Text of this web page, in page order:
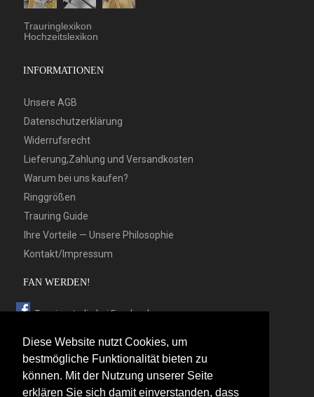
Diese Website nutzt Cookies, um
bestmögliche Funktionalität bieten zu
können. Mit der Nutzung unserer Seite
erklären Sie sich damit einverstanden, dass
Trauringlexikon
Hochzeitslexikon
INFORMATIONEN
Unsere AGB
Datenschutzerklärung
Widerrufsrecht
Lieferung,Zahlung und Versandkosten
Warum bei uns kaufen?
Ringgrößen
Trauring Guide
Ihre Vorteile — Unsere Philosophie
Kontakt/Impressum
FAN WERDEN!
Trauringstudio bei Facebook
Trauringstudio bei Twitter
Trauringstudio bei Pinterest